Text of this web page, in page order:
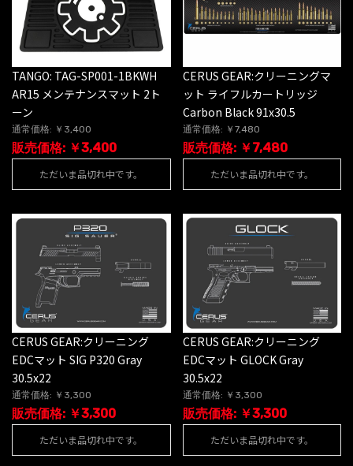
TANGO: TAG-SP001-1BKWH
AR15 メンテナンスマット 2ト
ーン
通常価格: ￥3,400
販売価格: ￥3,400
ただいま品切れ中です。
CERUS GEAR:クリーニングマ
ット ライフルカートリッジ
Carbon Black 91x30.5
通常価格: ￥7,480
販売価格: ￥7,480
ただいま品切れ中です。
CERUS GEAR:クリーニング
EDCマット SIG P320 Gray
30.5x22
通常価格: ￥3,300
販売価格: ￥3,300
ただいま品切れ中です。
CERUS GEAR:クリーニング
EDCマット GLOCK Gray
30.5x22
通常価格: ￥3,300
販売価格: ￥3,300
ただいま品切れ中です。